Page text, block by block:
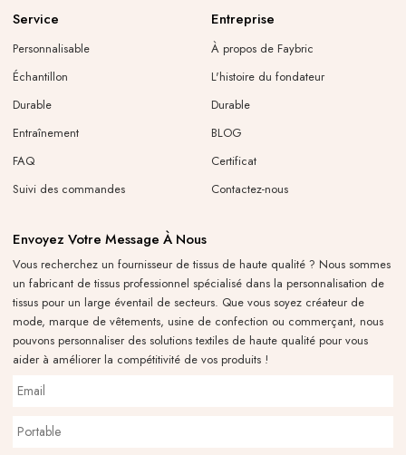
Service
Personnalisable
Échantillon
Durable
Entraînement
FAQ
Suivi des commandes
Entreprise
À propos de Faybric
L'histoire du fondateur
Durable
BLOG
Certificat
Contactez-nous
Envoyez Votre Message À Nous
Vous recherchez un fournisseur de tissus de haute qualité ? Nous sommes
un fabricant de tissus professionnel spécialisé dans la personnalisation de
tissus pour un large éventail de secteurs. Que vous soyez créateur de
mode, marque de vêtements, usine de confection ou commerçant, nous
pouvons personnaliser des solutions textiles de haute qualité pour vous
aider à améliorer la compétitivité de vos produits !